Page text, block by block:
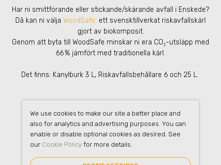
Har ni smittförande eller stickande/skärande avfall i Enskede?
Då kan ni välja WoodSafe, ett svensktillverkat riskavfallskärl
gjort av biokomposit.
Genom att byta till WoodSafe minskar ni era CO₂-utsläpp med
66 % jämfört med traditionella kärl.
Det finns: Kanylburk 3 L, Riskavfallsbehållare 6 och 25 L.
FAQ– FARLIGT AVFALLI
We use cookies to make our site a better place and
also for analytics and advertising purposes. You can
enable or disable optional cookies as desired. See
our Cookie Policyfor more details.